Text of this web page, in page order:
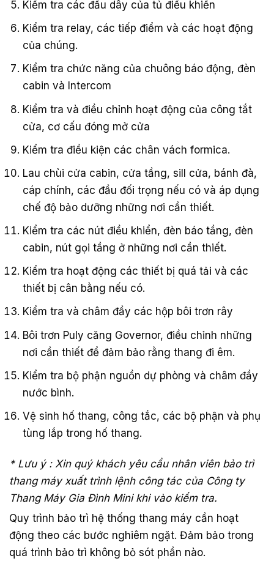
Kiểm tra các đầu dây của tủ điều khiển
Kiểm tra relay, các tiếp điểm và các hoạt động
của chúng.
Kiểm tra chức năng của chuông báo động, đèn
cabin và Intercom
Kiểm tra và điều chỉnh hoạt động của công tắt
cửa, cơ cấu đóng mở cửa
Kiểm tra điều kiện các chân vách formica.
Lau chùi cửa cabin, cửa tầng, sill cửa, bánh đà,
cáp chính, các đầu đối trọng nếu có và áp dụng
chế độ bảo dưỡng những nơi cần thiết.
Kiểm tra các nút điều khiển, đèn báo tầng, đèn
cabin, nút gọi tầng ở những nơi cần thiết.
Kiểm tra hoạt động các thiết bị quá tải và các
thiết bị cân bằng nếu có.
Kiểm tra và châm đầy các hộp bôi trơn rây
Bôi trơn Puly căng Governor, điều chỉnh những
nơi cần thiết để đảm bảo rằng thang đi êm.
Kiểm tra bộ phận nguồn dự phòng và châm đầy
nước bình.
Vệ sinh hố thang, công tắc, các bộ phận và phụ
tùng lắp trong hố thang.
* Lưu ý : Xin quý khách yêu cầu nhân viên bảo trì
thang máy xuất trình lệnh công tác của Công ty
Thang Máy Gia Đình Mini khi vào kiểm tra.
Quy trình bảo trì hệ thống thang máy cần hoạt
động theo các bước nghiêm ngặt. Đảm bảo trong
quá trình bảo trì không bỏ sót phần nào.